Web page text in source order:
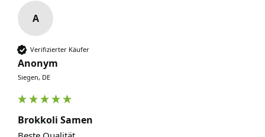
A
Verifizierter Käufer
Anonym
Siegen, DE
Brokkoli Samen